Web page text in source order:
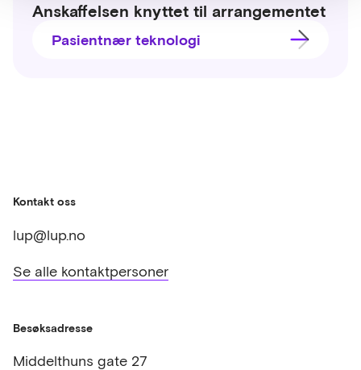
Anskaffelsen knyttet til arrangementet
Pasientnær teknologi
Kontakt oss
lup@lup.no
Se alle kontaktpersoner
Besøksadresse
Middelthuns gate 27